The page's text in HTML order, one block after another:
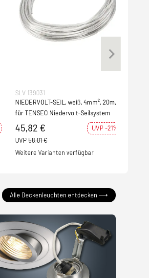
SLV 139031
NIEDERVOLT-SEIL, weiß, 4mm², 20m,
für TENSEO Niedervolt-Seilsystem
45,82 €
UVP -21%
UVP 58,01 €
Weitere Varianten verfügbar
Alle Deckenleuchten entdecken ⟶